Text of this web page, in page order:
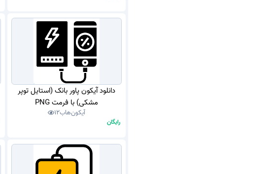
دانلود آیکون پاور بانک (استایل توپر
مشکی) با فرمت PNG
آیکون‌هاب12
رایگان